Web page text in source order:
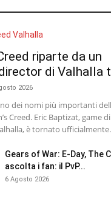
riparte da un
di Valhalla
2026
dei nomi più importanti
Creed. Eric Baptizat, game
è tornato
Gears of War: E-Day, The
ascolta i fan: il PvP...
6 Agosto 2026